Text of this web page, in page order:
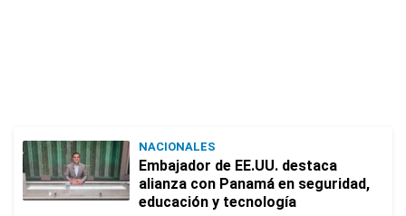
NACIONALES
Embajador de EE.UU. destaca
alianza con Panamá en seguridad,
educación y tecnología